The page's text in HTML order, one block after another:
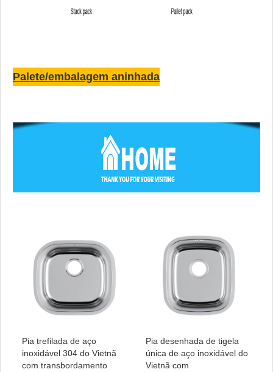
Palete/embalagem aninhada
Pia trefilada de aço
inoxidável 304 do Vietnã
com transbordamento
Pia desenhada de tigela
única de aço inoxidável do
Vietnã com